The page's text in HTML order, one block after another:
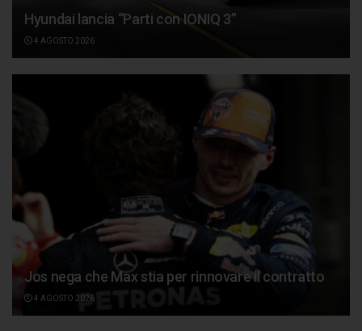
Hyundai lancia “Parti con IONIQ 3”
4 AGOSTO 2026
Jos nega che Max stia per rinnovare il contratto
4 AGOSTO 2026